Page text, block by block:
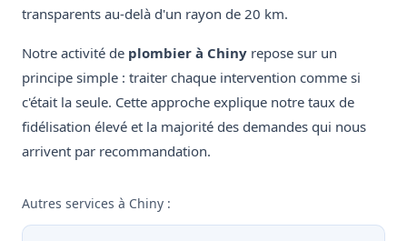
transparents au-delà d'un rayon de 20 km.
Notre activité de plombier à Chiny repose sur un
principe simple : traiter chaque intervention comme si
c'était la seule. Cette approche explique notre taux de
fidélisation élevé et la majorité des demandes qui nous
arrivent par recommandation.
Autres services à Chiny :